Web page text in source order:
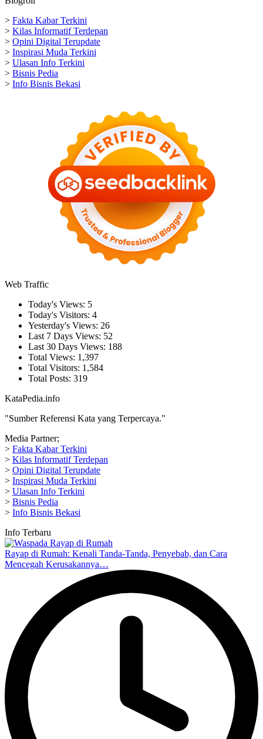
> Fakta Kabar Terkini
> Kilas Informatif Terdepan
> Opini Digital Terupdate
> Inspirasi Muda Terkini
> Ulasan Info Terkini
> Bisnis Pedia
> Info Bisnis Bekasi
Web Traffic
Today's Views: 5
Today's Visitors: 4
Yesterday's Views: 26
Last 7 Days Views: 52
Last 30 Days Views: 188
Total Views: 1,397
Total Visitors: 1,584
Total Posts: 319
KataPedia.info
"Sumber Referensi Kata yang Terpercaya."
Media Partner;
> Fakta Kabar Terkini
> Kilas Informatif Terdepan
> Opini Digital Terupdate
> Inspirasi Muda Terkini
> Ulasan Info Terkini
> Bisnis Pedia
> Info Bisnis Bekasi
Info Terbaru
Rayap di Rumah: Kenali Tanda-Tanda, Penyebab, dan Cara
Mencegah Kerusakannya…